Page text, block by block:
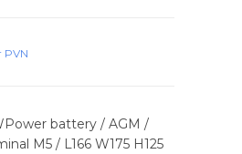
PVN
battery / AGM /
M5 / L166 W175 H125